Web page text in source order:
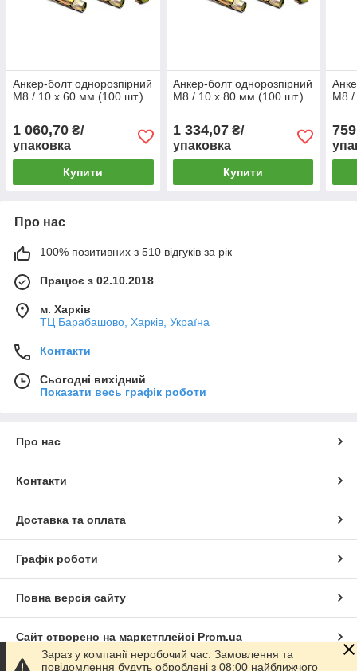
Анкер-болт однорозпірний
M8 / 10 х 60 мм (100 шт.)
1 060,70 ₴/
упаковка
Купити
Анкер-болт однорозпірний
M8 / 10 х 80 мм (100 шт.)
1 334,07₴/
упаковка
Купити
M8
Про нас
100% позитивних з 510 відгуків за рік
Працює з 02.10.2018
м. Харків
ТЦ Барабашово, Харків, Україна
Контакти
Сьогодні вихідний
Показати весь графік роботи
Про нас
Контакти
Доставка та оплата
Графік роботи
Повна версія сайту
Сайт створено на маркетплейсі Prom.ua
Зараз у компанії неробочий час. Замовлення та
повідомлення будуть оброблені з 08:00 найближчого